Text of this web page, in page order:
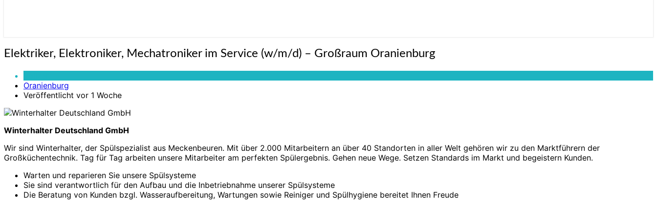
Elektriker,
Mechatroniker
Service
(w/m/d)
–
Oranienburg
Elektriker, Elektroniker, Mechatroniker im Service (w/m/d) – Großraum Oranienburg
Oranienburg
Veröffentlicht vor 1 Woche
Winterhalter Deutschland GmbH
Wir sind Winterhalter, der Spülspezialist aus Meckenbeuren. Mit über 2.000 Mitarbeitern an über 40 Standorten in aller Welt gehören wir zu den Marktführern der
Großküchentechnik. Tag für Tag arbeiten unsere Mitarbeiter am perfekten Spülergebnis. Gehen neue Wege. Setzen Standards im Markt und begeistern Kunden.
Warten und reparieren Sie unsere Spülsysteme
Sie sind verantwortlich für den Aufbau und die Inbetriebnahme unserer Spülsysteme
Die Beratung von Kunden bzgl. Wasseraufbereitung, Wartungen sowie Reiniger und Spülhygiene bereitet Ihnen Freude